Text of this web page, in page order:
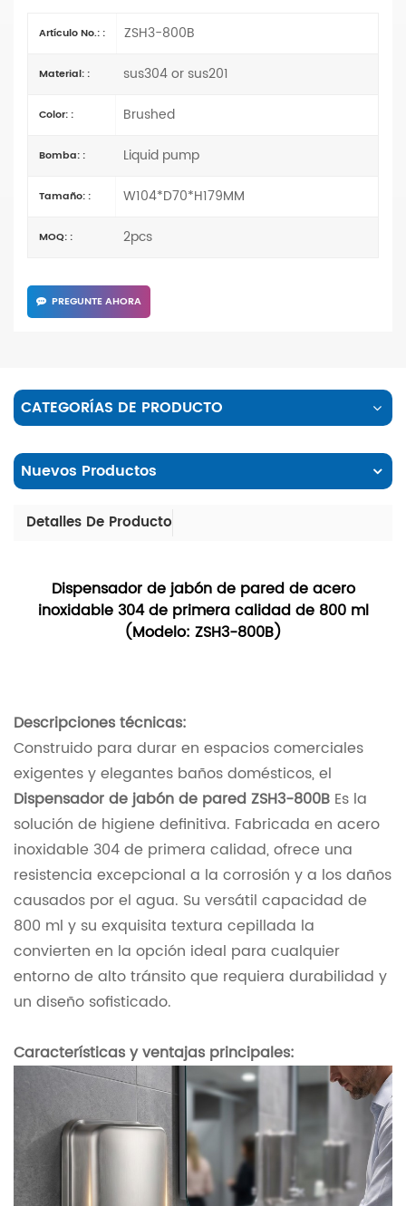
Artículo No.: : ZSH3-800B
Material: : sus304 or sus201
Color: : Brushed
Bomba: : Liquid pump
Tamaño: : W104*D70*H179MM
MOQ: : 2pcs
PREGUNTE AHORA
CATEGORÍAS DE PRODUCTO
Nuevos Productos
Detalles De Producto
Dispensador de jabón de pared de acero
inoxidable 304 de primera calidad de 800 ml
(Modelo: ZSH3-800B)
Descripciones técnicas:
Construido para durar en espacios comerciales
exigentes y elegantes baños domésticos, el
Dispensador de jabón de pared ZSH3-800B Es la
solución de higiene definitiva. Fabricada en acero
inoxidable 304 de primera calidad, ofrece una
resistencia excepcional a la corrosión y a los daños
causados ​​por el agua. Su versátil capacidad de
800 ml y su exquisita textura cepillada la
convierten en la opción ideal para cualquier
entorno de alto tránsito que requiera durabilidad y
un diseño sofisticado.
Características y ventajas principales: